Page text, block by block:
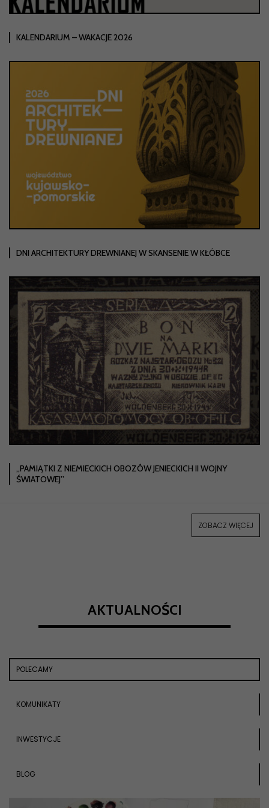
KALENDARIUM – WAKACJE 2026
DNI ARCHITEKTURY DREWNIANEJ W SKANSENIE W KŁÓBCE
„PAMIĄTKI Z NIEMIECKICH OBOZÓW JENIECKICH II WOJNY
ŚWIATOWEJ”
ZOBACZ WIĘCEJ
AKTUALNOŚCI
POLECAMY
KOMUNIKATY
INWESTYCJE
BLOG